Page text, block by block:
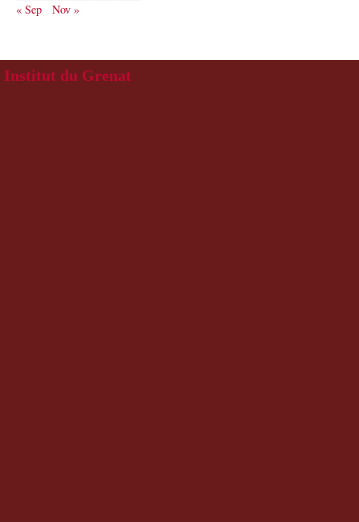
« Sep Nov »
Institut du Grenat